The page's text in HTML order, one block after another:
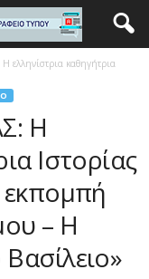
καθηγήτρια
Η
Ιστορίας
– Η